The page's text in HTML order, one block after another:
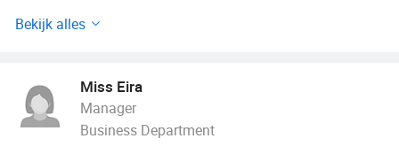
oostelijke deel van Guangzhou. Opgericht in 2017, met een
productie, engineering bouw, en onderhoud na de verkoop
integreert. Het bedrijf bestaat uit een marketing- en een
senior technisch team dat meer dan 10 jaar ervaring heeft
Bekijk alles
Miss Eira
Manager
Business Department